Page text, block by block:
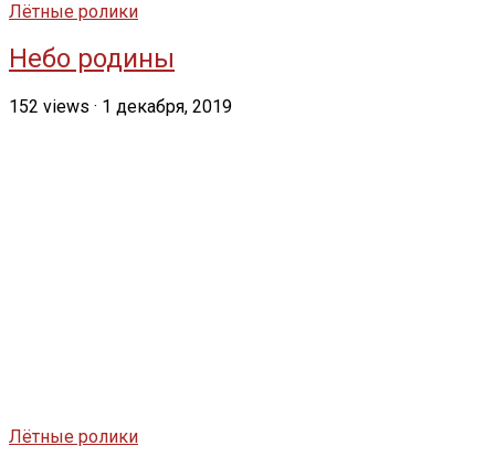
Лётные ролики
Небо родины
152 views · 1 декабря, 2019
Лётные ролики